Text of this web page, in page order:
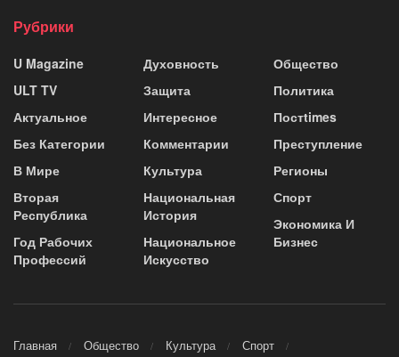
Рубрики
U Magazine
ULT TV
Актуальное
Без Категории
В Мире
Вторая
Республика
Год Рабочих
Профессий
Духовность
Защита
Интересное
Комментарии
Культура
Национальная
История
Национальное
Искусство
Общество
Политика
Постtimes
Преступление
Регионы
Спорт
Экономика И
Бизнес
Главная Общество Культура
Спорт